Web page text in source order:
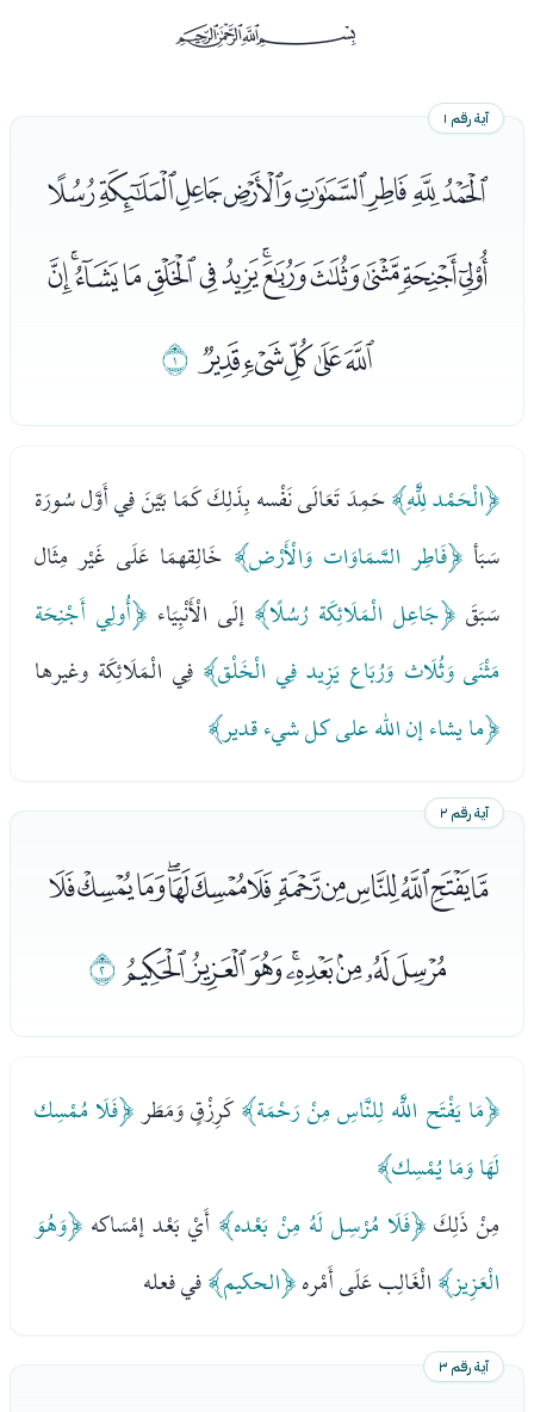
ﰡ
آية رقم ١
ﮟﮠﮡﮢﮣﮤﮥﮦ
ﮧﮨﮩﮪﮫﮬﮭﮮﮯﮰﮱﯓﯔ
ﯕﯖﯗﯘﯙﯚ
﴿الْحَمْد لِلَّهِ﴾حَمِدَ تَعَالَى نَفْسه بِذَلِكَ كَمَا بَيَّنَ فِي أَوَّل سُورَة
سَبَأ﴿فَاطِر السَّمَاوَات وَالْأَرْض﴾ خَالِقهمَا عَلَى غَيْر مِثَال
سَبَقَ ﴿جَاعِل الْمَلَائِكَة رُسُلًا﴾ إلَى الْأَنْبِيَاء﴿أُولِي أَجْنِحَة
مَثْنَى وَثُلَاث وَرُبَاع يَزِيد فِي الْخَلْق﴾ فِي الْمَلَائِكَة وغيرها
﴿ما يشاء إن الله على كل شيء قدير﴾
آية رقم ٢
ﯛﯜﯝﯞﯟﯠﯡﯢﯣﯤﯥﯦﯧ
ﯨﯩﯪﯫﯬﯭﯮﯯﯰ
﴿مَا يَفْتَح اللَّه لِلنَّاسِ مِنْ رَحْمَة﴾كَرِزْقٍ وَمَطَر ﴿فَلَا مُمْسِك
لَهَا وَمَا يُمْسِك﴾
مِنْ ذَلِكَ﴿فَلَا مُرْسِل لَهُ مِنْ بَعْده﴾ أَيْ بَعْد إمْسَاكه ﴿وَهُوَ
الْعَزِيز﴾الْغَالِب عَلَى أَمْره﴿الحكيم﴾في فعله
آية رقم ٣